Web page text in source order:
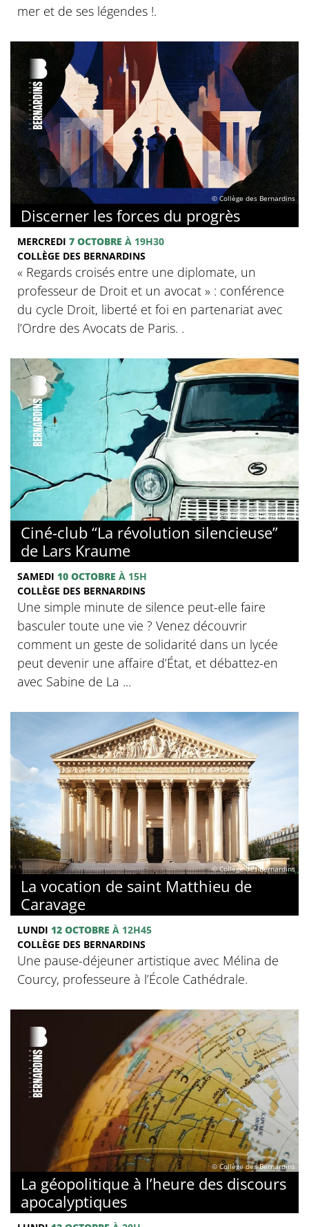
mer et de ses légendes !.
© Collège des Bernardins
Discerner les forces du progrès
MERCREDI 7 OCTOBRE À 19H30
COLLÈGE DES BERNARDINS
‍« Regards croisés entre une diplomate, un
professeur de Droit et un avocat » : conférence
du cycle Droit, liberté et foi en partenariat avec
l’Ordre des Avocats de Paris. .
© Collège des Bernardins
Ciné-club “La révolution silencieuse”
de Lars Kraume
SAMEDI 10 OCTOBRE À 15H
COLLÈGE DES BERNARDINS
Une simple minute de silence peut-elle faire
basculer toute une vie ? Venez découvrir
comment un geste de solidarité dans un lycée
peut devenir une affaire d’État, et débattez-en
avec Sabine de La ...
© Collège des Bernardins
La vocation de saint Matthieu de
Caravage
LUNDI 12 OCTOBRE À 12H45
COLLÈGE DES BERNARDINS
Une pause-déjeuner artistique avec Mélina de
Courcy, professeure à l’École Cathédrale.
© Collège des Bernardins
La géopolitique à l’heure des discours
apocalyptiques